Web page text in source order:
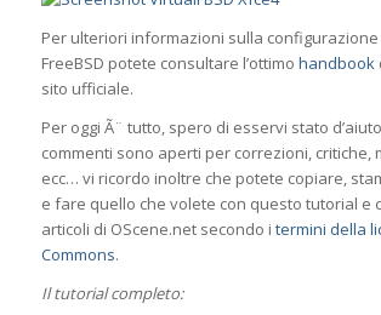
Per ulteriori informazioni sulla configurazione
FreeBSD potete consultare l’ottimo handbook
sito ufficiale.
Per oggi Ã¨ tutto, spero di esservi stato
commenti sono aperti per correzioni, critiche,
ecc… vi ricordo inoltre che potete copiare,
e fare quello che volete con questo tutorial e
articoli di OScene.net secondo i termini della
Commons.
Il tutorial completo: